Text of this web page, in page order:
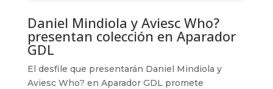
Daniel Mindiola y Aviesc Who?
presentan colección en Aparador
GDL
El desfile que presentarán Daniel Mindiola y
Aviesc Who? en Aparador GDL promete